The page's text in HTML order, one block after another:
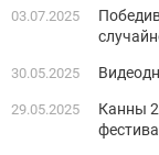
03.07.2025
30.05.2025
29.05.2025
Канны